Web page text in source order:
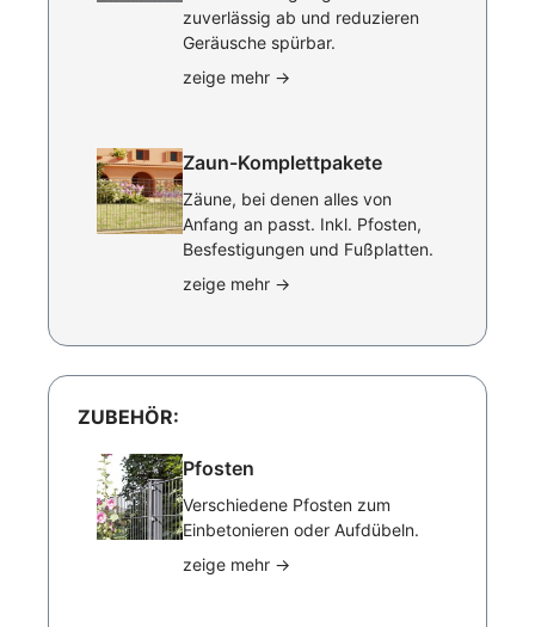
zuverlässig ab und reduzieren
Geräusche spürbar.
zeige mehr →
Zaun-Komplettpakete
Zäune, bei denen alles von
Anfang an passt. Inkl. Pfosten,
Besfestigungen und Fußplatten.
zeige mehr →
ZUBEHÖR:
Pfosten
Verschiedene Pfosten zum
Einbetonieren oder Aufdübeln.
zeige mehr →